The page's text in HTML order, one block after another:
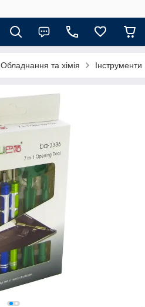
Обладнання та хімія Інструменти